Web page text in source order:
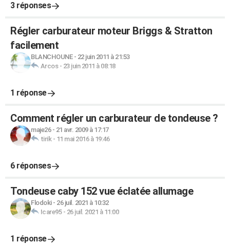
3 réponses
Régler carburateur moteur Briggs & Stratton
facilement
BLANCHOUNE- 22 juin 2011 à 21:53
Arcos- 23 juin 2011 à 08:18
1 réponse
Comment régler un carburateur de tondeuse ?
maje26- 21 avr. 2009 à 17:17
tirik- 11 mai 2016 à 19:46
6 réponses
Tondeuse caby 152 vue éclatée allumage
Flodoki- 26 juil. 2021 à 10:32
Icare95- 26 juil. 2021 à 11:00
1 réponse